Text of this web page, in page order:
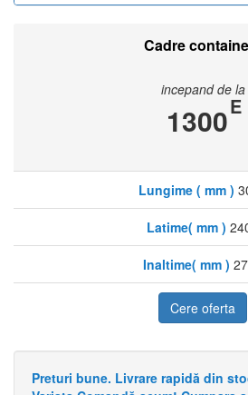
Cadre
incepand de la
1300E
Lungime ( mm )
Latime( mm )
Inaltime( mm )
Cere oferta
Preturi bune. Livrare rapidă din